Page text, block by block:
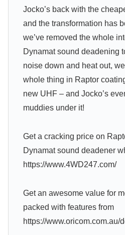
Jocko’s back with the
and the transformation has
we’ve removed the whole
Dynamat sound deadening
noise down and heat out,
whole thing in Raptor
new UHF – and Jocko’s
muddies under it!
Get a cracking price on
Dynamat sound deadener
https://www.4WD247.com/
Get an awesome value for
packed with features from
https://www.oricom.com.au/